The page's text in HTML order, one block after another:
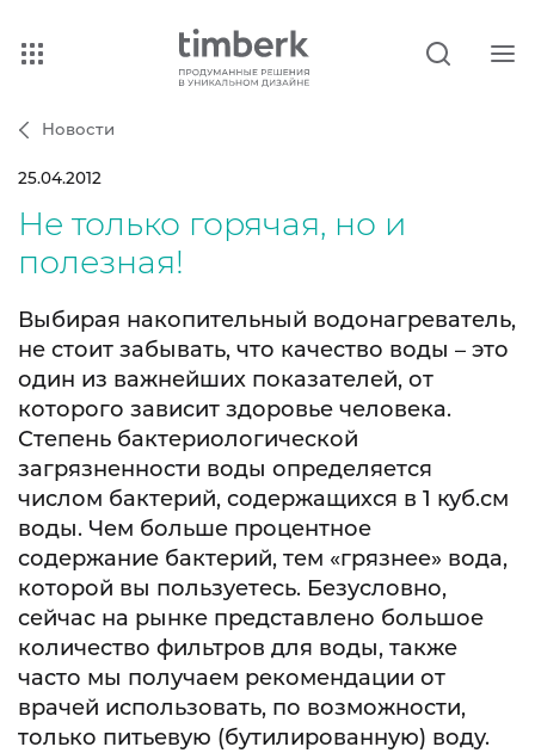
Новости
25.04.2012
Не только горячая, но и
полезная!
Выбирая накопительный водонагреватель,
не стоит забывать, что качество воды – это
один из важнейших показателей, от
которого зависит здоровье человека.
Степень бактериологической
загрязненности воды определяется
числом бактерий, содержащихся в 1 куб.см
воды. Чем больше процентное
содержание бактерий, тем «грязнее» вода,
которой вы пользуетесь. Безусловно,
сейчас на рынке представлено большое
количество фильтров для воды, также
часто мы получаем рекомендации от
врачей использовать, по возможности,
только питьевую (бутилированную) воду.